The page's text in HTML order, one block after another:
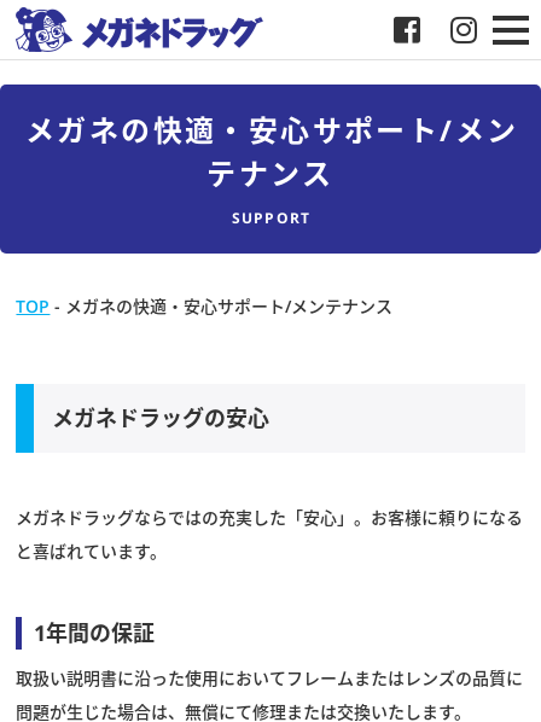
採用
メディア協力
メガネの快適・安心サポート/メン
テナンス
SUPPORT
TOP - メガネの快適・安心サポート/メンテナンス
メガネドラッグの安心
メガネドラッグならではの充実した「安心」。お客様に頼りになる
と喜ばれています。
1年間の保証
取扱い説明書に沿った使用においてフレームまたはレンズの品質に
問題が生じた場合は、無償にて修理または交換いたします。